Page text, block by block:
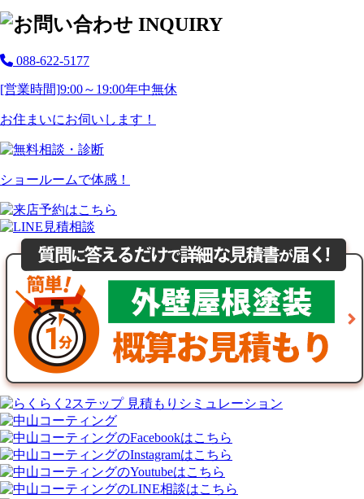
088-622-5177
[営業時間]9:00～19:00年中無休
お住まいにお伺いします！
ショールームで体感！